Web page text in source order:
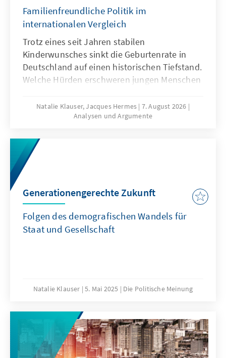
Familienfreundliche Politik im
internationalen Vergleich
Trotz eines seit Jahren stabilen
Kinderwunsches sinkt die Geburtenrate in
Deutschland auf einen historischen Tiefstand.
Welche Hürden erschweren jungen Menschen
Rahmenbedingungen können dazu beitragen,
dass mehr Kinderwünsche verwirklicht
ein Vergleich familienpolitischer Ansätze
verschiedener Länder liefern Hinweise für
eine bedarfsgerechte Weiterentwicklung der
Natalie Klauser, Jacques Hermes 7. August 2026
Analysen und Argumente
Generationengerechte Zukunft
Folgen des demografischen Wandels für
Staat und Gesellschaft
Natalie Klauser 5. Mai 2025 Die Politische Meinung